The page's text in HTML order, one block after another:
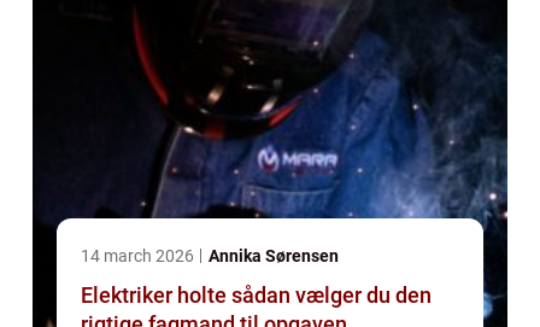
14 march 2026 Annika Sørensen
Elektriker holte sådan vælger du den